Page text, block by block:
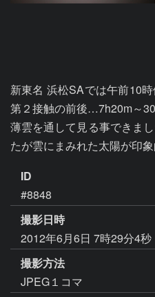
新東名 浜松SAでは午前10
第２接触の前後…7h20m～
薄雲を通して見る事できま
たが雲にまみれた太陽が印象
ID
#8848
撮影日時
2012年6月6日 7時29分4秒
撮影方法
JPEG１コマ